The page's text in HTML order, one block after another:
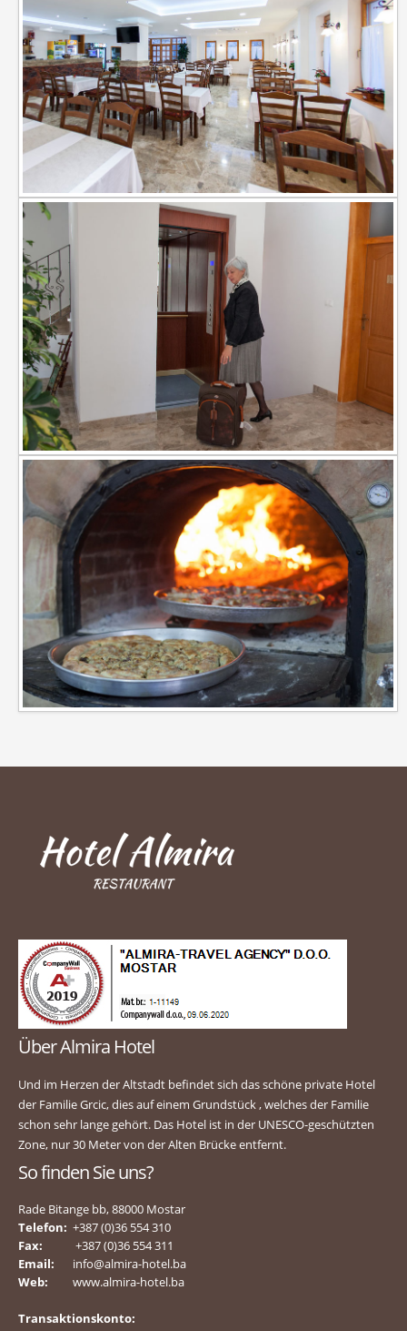
Über Almira Hotel
Und im Herzen der Altstadt befindet sich das schöne private Hotel
der Familie Grcic, dies auf einem Grundstück , welches der Familie
schon sehr lange gehört. Das Hotel ist in der UNESCO-geschützten
Zone, nur 30 Meter von der Alten Brücke entfernt.
So finden Sie uns?
Rade Bitange bb, 88000 Mostar
Telefon: +387 (0)36 554 310
Fax:
+387 (0)36 554 311
Email:
info@almira-hotel.ba
Web:
www.almira-hotel.ba
Transaktionskonto: